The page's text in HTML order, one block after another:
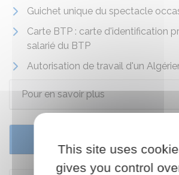
Guichet unique du spectacle
Carte BTP : carte d'identification
salarié du BTP
Autorisation de travail d'un
Pour en savoir plus
This site uses
gives you control